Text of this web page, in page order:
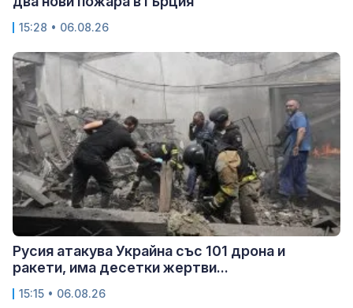
15:28 • 06.08.26
Русия атакува Украйна със 101 дрона и
ракети, има десетки жертви...
15:15 • 06.08.26